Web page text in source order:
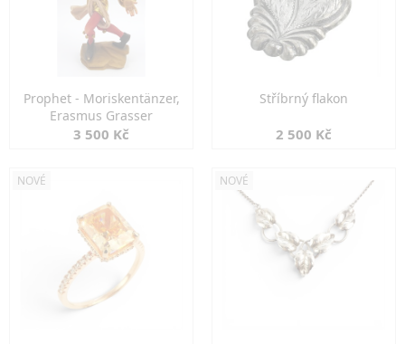
Prophet - Moriskentänzer,
Erasmus Grasser
3 500 Kč
Stříbrný flakon
2 500 Kč
NOVÉ NOVÉ